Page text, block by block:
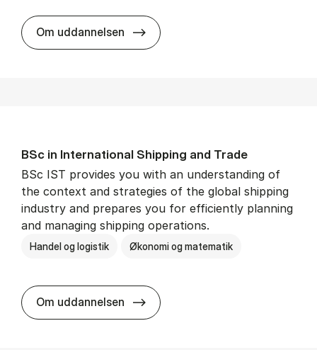
Om uddannelsen BSc in In­ter­na­tion­al Busi­ness
BSc in In­ter­na­tion­al Ship­ping and Trade
BSc IST provides you with an understanding of
the context and strategies of the global shipping
industry and prepares you for efficiently planning
and managing shipping operations.
Handel og logistik Økonomi og matematik
Om uddannelsen BSc in In­ter­na­tion­al Ship­ping